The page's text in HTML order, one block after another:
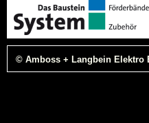
© Amboss + Langbein Elektro